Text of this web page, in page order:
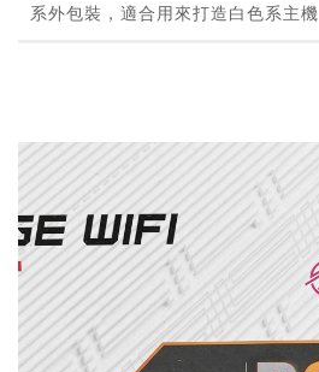
系外包裝，適合用來打造白色系主機